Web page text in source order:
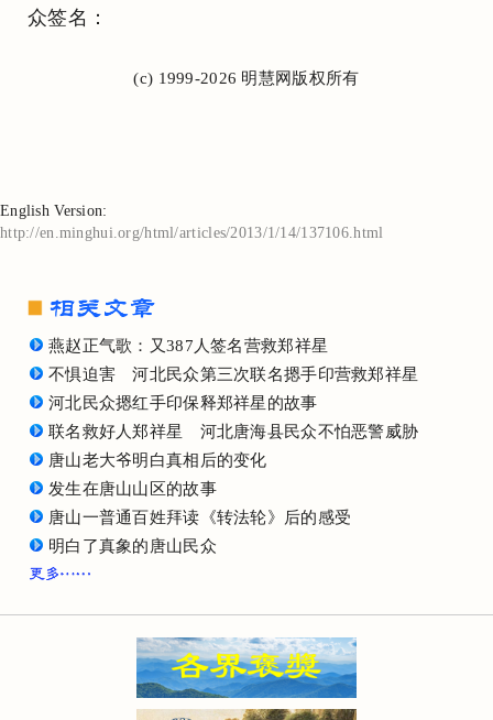
众签名：
(c) 1999-2026 明慧网版权所有
English Version:
http://en.minghui.org/html/articles/2013/1/14/137106.html
燕赵正气歌：又387人签名营救郑祥星
不惧迫害 河北民众第三次联名摁手印营救郑祥星
河北民众摁红手印保释郑祥星的故事
联名救好人郑祥星 河北唐海县民众不怕恶警威胁
唐山老大爷明白真相后的变化
发生在唐山山区的故事
唐山一普通百姓拜读《转法轮》后的感受
明白了真象的唐山民众